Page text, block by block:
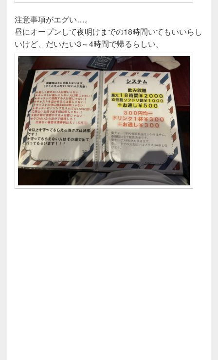
注意事項がエグい…。
昼にオープンして夜明けまでの18時間いてもいいらし
いけど、だいたい3～4時間で帰るらしい。